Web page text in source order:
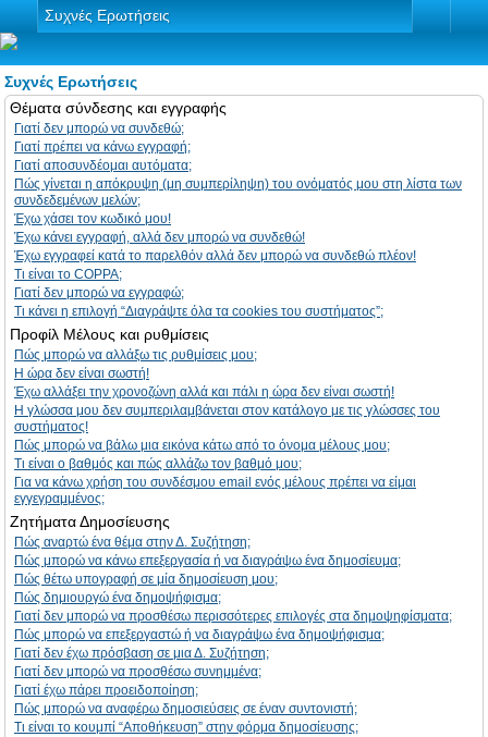
Συχνές Ερωτήσεις
Συχνές Ερωτήσεις
Θέματα σύνδεσης και εγγραφής
Γιατί δεν μπορώ να συνδεθώ;
Γιατί πρέπει να κάνω εγγραφή;
Γιατί αποσυνδέομαι αυτόματα;
Πώς γίνεται η απόκρυψη (μη συμπερίληψη) του ονόματός μου στη λίστα των
συνδεδεμένων μελών;
Έχω χάσει τον κωδικό μου!
Έχω κάνει εγγραφή, αλλά δεν μπορώ να συνδεθώ!
Έχω εγγραφεί κατά το παρελθόν αλλά δεν μπορώ να συνδεθώ πλέον!
Τι είναι το COPPA;
Γιατί δεν μπορώ να εγγραφώ;
Τι κάνει η επιλογή “Διαγράψτε όλα τα cookies του συστήματος”;
Προφίλ Μέλους και ρυθμίσεις
Πώς μπορώ να αλλάξω τις ρυθμίσεις μου;
Η ώρα δεν είναι σωστή!
Έχω αλλάξει την χρονοζώνη αλλά και πάλι η ώρα δεν είναι σωστή!
Η γλώσσα μου δεν συμπεριλαμβάνεται στον κατάλογο με τις γλώσσες του
συστήματος!
Πώς μπορώ να βάλω μια εικόνα κάτω από το όνομα μέλους μου;
Τι είναι ο βαθμός και πώς αλλάζω τον βαθμό μου;
Για να κάνω χρήση του συνδέσμου email ενός μέλους πρέπει να είμαι
εγγεγραμμένος;
Ζητήματα Δημοσίευσης
Πώς αναρτώ ένα θέμα στην Δ. Συζήτηση;
Πώς μπορώ να κάνω επεξεργασία ή να διαγράψω ένα δημοσίευμα;
Πώς θέτω υπογραφή σε μία δημοσίευση μου;
Πώς δημιουργώ ένα δημοψήφισμα;
Γιατί δεν μπορώ να προσθέσω περισσότερες επιλογές στα δημοψηφίσματα;
Πώς μπορώ να επεξεργαστώ ή να διαγράψω ένα δημοψήφισμα;
Γιατί δεν έχω πρόσβαση σε μια Δ. Συζήτηση;
Γιατί δεν μπορώ να προσθέσω συνημμένα;
Γιατί έχω πάρει προειδοποίηση;
Πώς μπορώ να αναφέρω δημοσιεύσεις σε έναν συντονιστή;
Τι είναι το κουμπί “Αποθήκευση” στην φόρμα δημοσίευσης;